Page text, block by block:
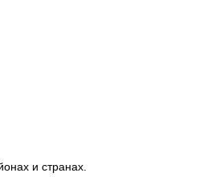
и странах.